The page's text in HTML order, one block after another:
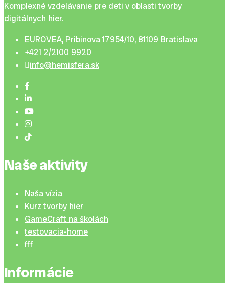
Komplexné vzdelávanie pre deti v oblasti tvorby
digitálnych hier.
EUROVEA, Pribinova 17954/10, 81109 Bratislava
+421 2/2100 9920
info@hemisfera.sk
Naše aktivity
Naša vízia
Kurz tvorby hier
GameCraft na školách
testovacia-home
fff
Informácie